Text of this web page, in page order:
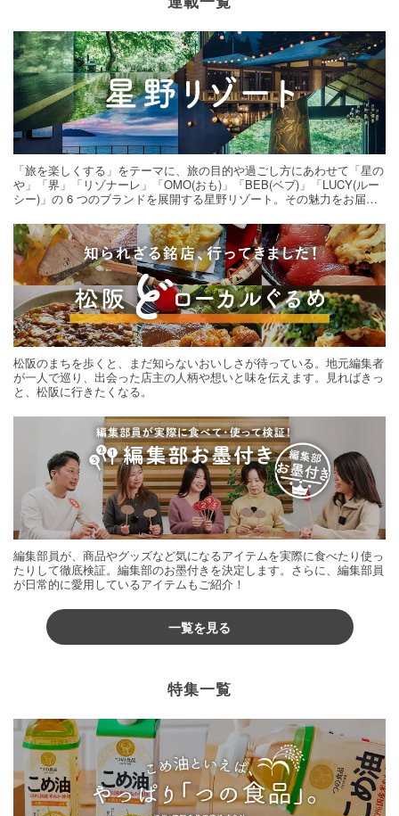
「旅を楽しくする」をテーマに、旅の目的や過ごし方にあわせて「星の
や」「界」「リゾナーレ」「OMO(おも)」「BEB(ベブ)」「LUCY(ルー
シー)」の 6 つのブランドを展開する星野リゾート。その魅力をお届け
松阪のまちを歩くと、まだ知らないおいしさが待っている。地元編集者
が一人で巡り、出会った店主の人柄や想いと味を伝えます。見ればきっ
と、松阪に行きたくなる。
編集部員が、商品やグッズなど気になるアイテムを実際に食べたり使っ
たりして徹底検証。編集部のお墨付きを決定します。さらに、編集部員
が日常的に愛用しているアイテムもご紹介！
一覧を見る
特集一覧